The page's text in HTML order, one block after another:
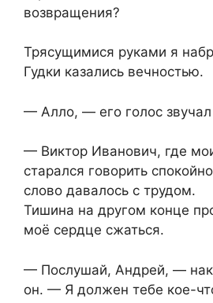
возвращения?
Трясущимися руками я
Гудки казались вечностью.
— Алло, — его голос
— Виктор Иванович, где
старался говорить
слово давалось с трудом.
Тишина на другом конце
моё сердце сжаться.
— Послушай, Андрей, —
он. — Я должен тебе кое-